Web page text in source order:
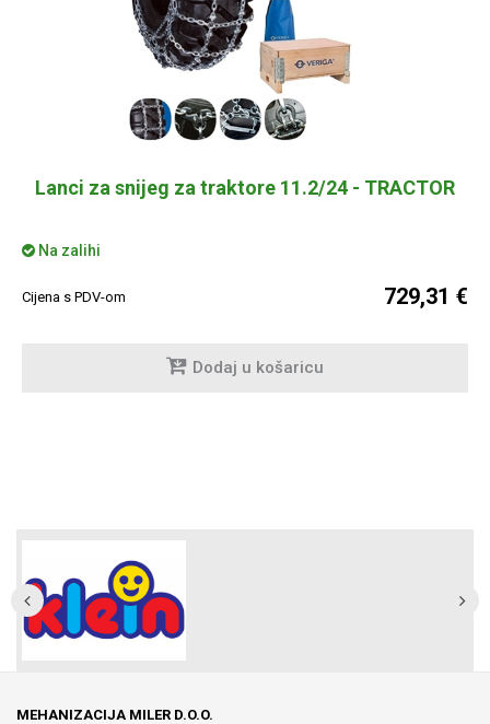
Lanci za snijeg za traktore 11.2/24 - TRACTOR
Na zalihi
Cijena s PDV-om 729,31 €
Dodaj u košaricu
MEHANIZACIJA MILER D.O.O.